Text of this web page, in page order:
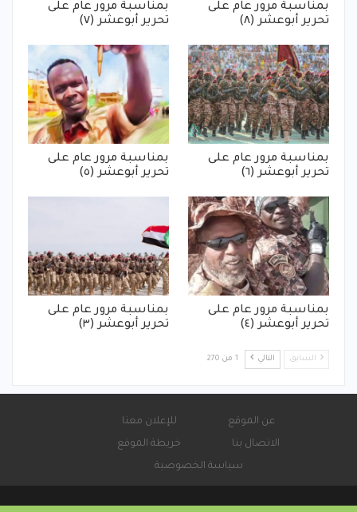
بمناسبة مرور عام على
تحرير أبوعشر (٨)
بمناسبة مرور عام على
تحرير أبوعشر (٧)
بمناسبة مرور عام على
تحرير أبوعشر (٦)
بمناسبة مرور عام على
تحرير أبوعشر (٥)
بمناسبة مرور عام على
تحرير أبوعشر (٤)
بمناسبة مرور عام على
تحرير أبوعشر (٣)
السابق التالي 1 من 270
عن الموقع
للإعلان معنا
الاتصال بنا
خريطة الموقع
سياسة الخصوصية